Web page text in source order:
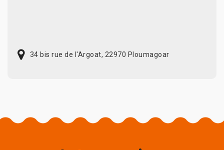
34 bis rue de l'Argoat, 22970 Ploumagoar